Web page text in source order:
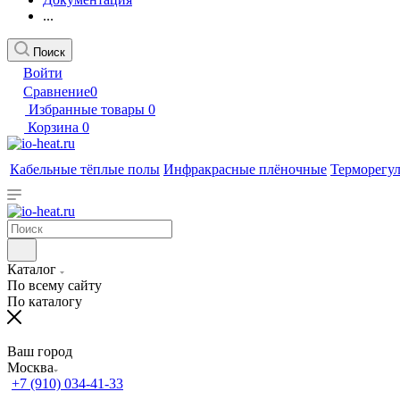
...
Поиск
Войти
Сравнение0
Избранные товары 0
Корзина 0
Кабельные тёплые полы Инфракрасные плёночные
Каталог
По всему сайту
По каталогу
Ваш город
Москва
+7 (910) 034-41-33